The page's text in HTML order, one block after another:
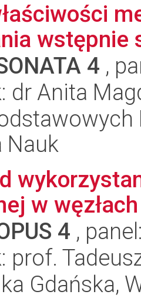
wstępnie
4 ,
dr Anita
Nauk
w
4 ,
prof.
Gdańska,